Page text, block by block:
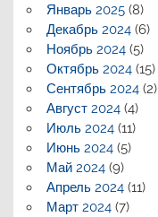
Январь 2025(8)
Декабрь 2024(6)
Ноябрь 2024(5)
Октябрь 2024(15)
Сентябрь 2024(2)
Август 2024(4)
Июль 2024(11)
Июнь 2024(5)
Май 2024(9)
Апрель 2024(11)
Март 2024(7)